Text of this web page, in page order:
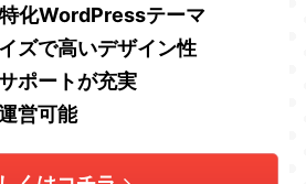
化WordPressテーマ
ズで高いデザイン性
ポートが充実
営可能